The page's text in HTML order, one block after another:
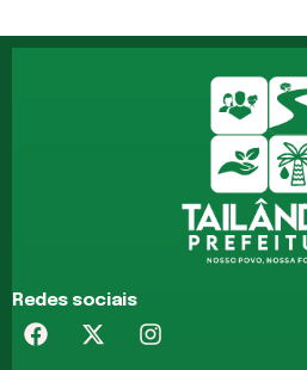
Redes sociais